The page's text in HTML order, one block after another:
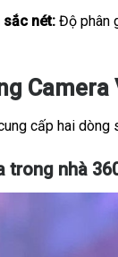
sắc nét:Độ phân
cấp hai dòng
trong nhà